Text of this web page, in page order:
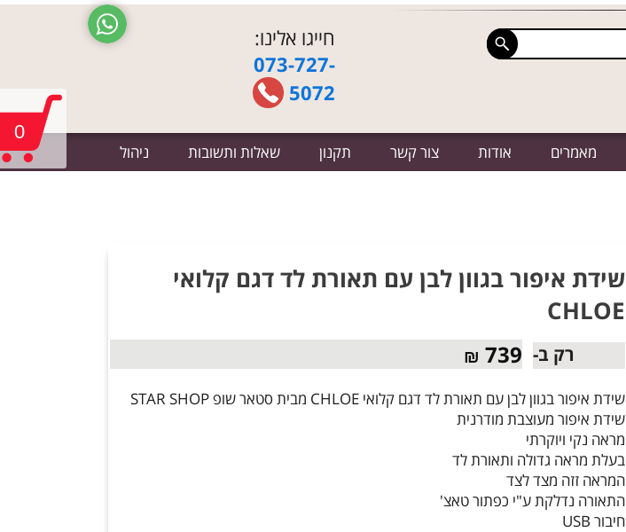
חייגו אלינו:
073-727-
5072
מאמרים אודות צור קשר תקנון שאלות ותשובות ניהול
שידת איפור בגוון לבן עם תאורת לד דגם קלואי
CHLOE
רק ב- 739
₪
שידת איפור בגוון לבן עם תאורת לד דגם קלואי CHLOE מבית סטאר שופ STAR SHOP
שידת איפור מעוצבת מודרנית
מראה נקי ויוקרתי
בעלת מראה גדולה ותאורת לד
המראה זזה מצד לצד
התאורה נדלקת ע"י כפתור טאצ'
חיבור USB
0